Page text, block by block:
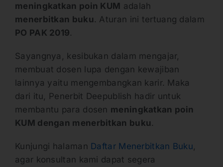
meningkatkan poin KUM adalah
menerbitkan buku . Aturan ini tertuang dalam
PO PAK 2019.
Sayangnya, kesibukan dalam mengajar,
membuat dosen lupa dengan kewajiban
lainnya yaitu mengembangkan karir. Maka
dari itu, Penerbit Deepublish hadir untuk
membantu para dosen meningkatkan poin
KUM dengan menerbitkan buku .
Kunjungi halaman Daftar Menerbitkan Buku
agar konsultan kami dapat segera